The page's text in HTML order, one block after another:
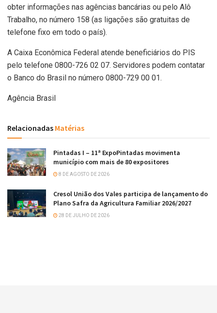
obter informações nas agências bancárias ou pelo Alô
Trabalho, no número 158 (as ligações são gratuitas de
telefone fixo em todo o país).
A Caixa Econômica Federal atende beneficiários do PIS
pelo telefone 0800-726 02 07. Servidores podem contatar
o Banco do Brasil no número 0800-729 00 01.
Agência Brasil
Relacionadas Matérias
Pintadas I – 11ª ExpoPintadas movimenta
município com mais de 80 expositores
8 DE AGOSTO DE 2026
Cresol União dos Vales participa de lançamento do
Plano Safra da Agricultura Familiar 2026/2027
28 DE JULHO DE 2026